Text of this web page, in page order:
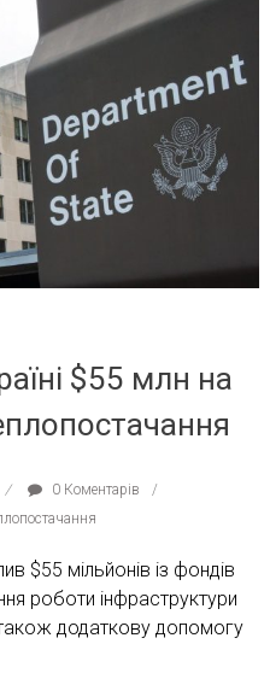
$55 млн на
0 Коментарів
$55 мільйонів із фондів
роботи інфраструктури
також додаткову допомогу